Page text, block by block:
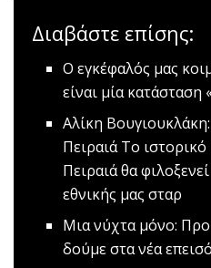
Διαβάστε επίσης:
O εγκέφαλός μας
είναι μία κατάσταση
Αλίκη
ΠειραιάΤο
Πειραιά θα
εθνικής μας σταρ
Mια νύχτα μόνο:
δούμε στα νέα